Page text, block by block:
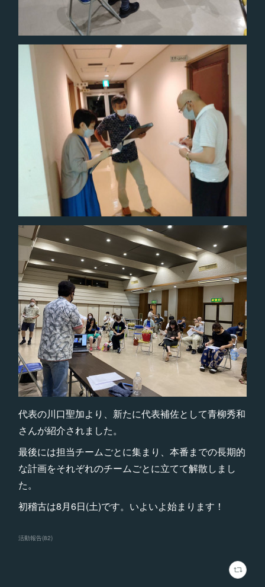
代表の川口聖加より、新たに代表補佐として青柳秀和
さんが紹介されました。
最後には担当チームごとに集まり、本番までの長期的
な計画をそれぞれのチームごとに立てて解散しまし
た。
初稽古は8月6日(土)です。いよいよ始まります！
活動報告(82)